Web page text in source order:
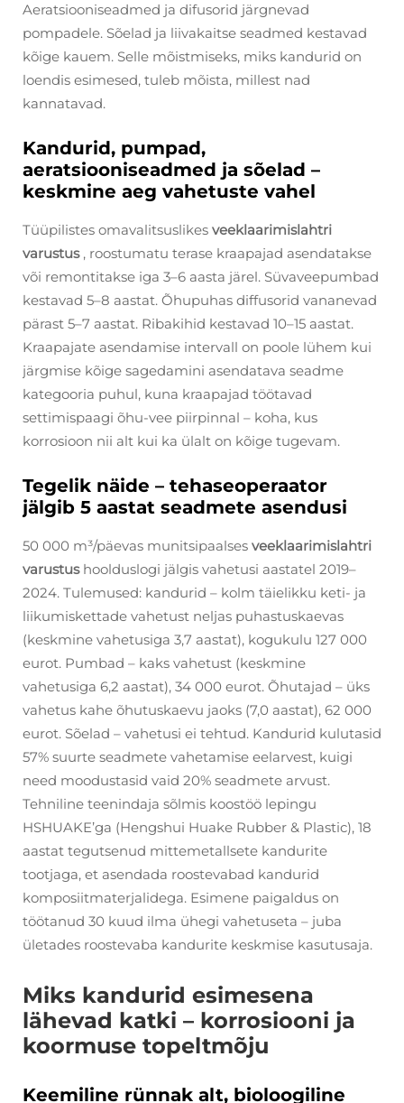
Aeratsiooniseadmed ja difusorid järgnevad
pompadele. Sõelad ja liivakaitse seadmed kestavad
kõige kauem. Selle mõistmiseks, miks kandurid on
loendis esimesed, tuleb mõista, millest nad
kannatavad.
Kandurid, pumpad,
aeratsiooniseadmed ja sõelad –
keskmine aeg vahetuste vahel
Tüüpilistes omavalitsuslikes veeklaarimislahtri
varustus , roostumatu terase kraapajad asendatakse
või remontitakse iga 3–6 aasta järel. Süvaveepumbad
kestavad 5–8 aastat. Õhupuhas diffusorid vananevad
pärast 5–7 aastat. Ribakihid kestavad 10–15 aastat.
Kraapajate asendamise intervall on poole lühem kui
järgmise kõige sagedamini asendatava seadme
kategooria puhul, kuna kraapajad töötavad
settimispaagi õhu-vee piirpinnal – koha, kus
korrosioon nii alt kui ka ülalt on kõige tugevam.
Tegelik näide – tehaseoperaator
jälgib 5 aastat seadmete asendusi
50 000 m³/päevas munitsipaalses veeklaarimislahtri
varustus hoolduslogi jälgis vahetusi aastatel 2019–
2024. Tulemused: kandurid – kolm täielikku keti- ja
liikumiskettade vahetust neljas puhastuskaevas
(keskmine vahetusiga 3,7 aastat), kogukulu 127 000
eurot. Pumbad – kaks vahetust (keskmine
vahetusiga 6,2 aastat), 34 000 eurot. Õhutajad – üks
vahetus kahe õhutuskaevu jaoks (7,0 aastat), 62 000
eurot. Sõelad – vahetusi ei tehtud. Kandurid kulutasid
57% suurte seadmete vahetamise eelarvest, kuigi
need moodustasid vaid 20% seadmete arvust.
Tehniline teenindaja sõlmis koostöö lepingu
HSHUAKE’ga (Hengshui Huake Rubber & Plastic), 18
aastat tegutsenud mittemetallsete kandurite
tootjaga, et asendada roostevabad kandurid
komposiitmaterjalidega. Esimene paigaldus on
töötanud 30 kuud ilma ühegi vahetuseta – juba
ületades roostevaba kandurite keskmise kasutusaja.
Miks kandurid esimesena
lähevad katki – korrosiooni ja
koormuse topeltmõju
Keemiline rünnak alt, bioloogiline